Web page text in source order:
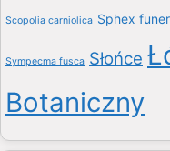
Scopolia carniolica Sphex
Sympecma fusca Słońce
Botaniczny